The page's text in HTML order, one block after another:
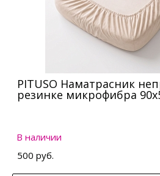
PITUSO Наматрасник
резинке микрофибра
В наличии
500 руб.